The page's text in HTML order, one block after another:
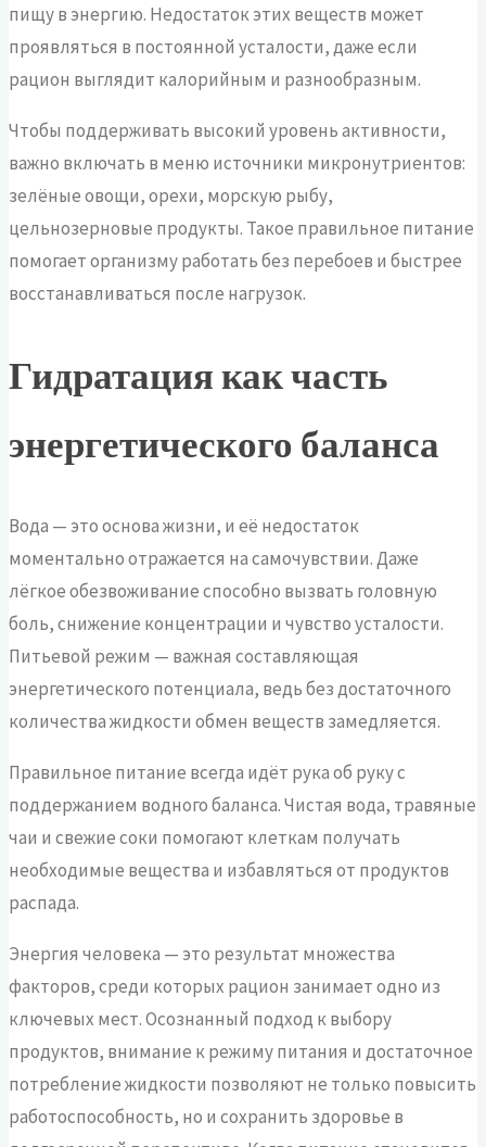
пищу в энергию. Недостаток этих веществ может
проявляться в постоянной усталости, даже если
рацион выглядит калорийным и разнообразным.
Чтобы поддерживать высокий уровень активности,
важно включать в меню источники микронутриентов:
зелёные овощи, орехи, морскую рыбу,
цельнозерновые продукты. Такое правильное питание
помогает организму работать без перебоев и быстрее
восстанавливаться после нагрузок.
Гидратация как часть
энергетического баланса
Вода — это основа жизни, и её недостаток
моментально отражается на самочувствии. Даже
лёгкое обезвоживание способно вызвать головную
боль, снижение концентрации и чувство усталости.
Питьевой режим — важная составляющая
энергетического потенциала, ведь без достаточного
количества жидкости обмен веществ замедляется.
Правильное питание всегда идёт рука об руку с
поддержанием водного баланса. Чистая вода, травяные
чаи и свежие соки помогают клеткам получать
необходимые вещества и избавляться от продуктов
распада.
Энергия человека — это результат множества
факторов, среди которых рацион занимает одно из
ключевых мест. Осознанный подход к выбору
продуктов, внимание к режиму питания и достаточное
потребление жидкости позволяют не только повысить
работоспособность, но и сохранить здоровье в